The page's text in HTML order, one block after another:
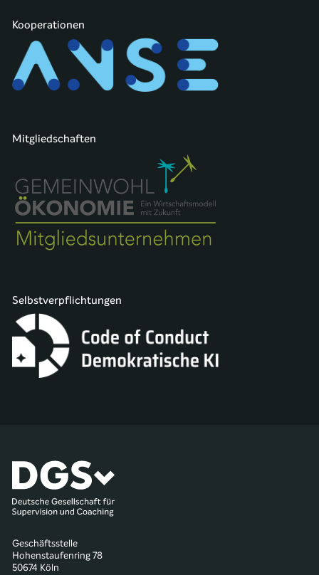
Kooperationen
Mitgliedschaften
Selbstverpflichtungen
Geschäftsstelle
Hohenstaufenring 78
50674 Köln